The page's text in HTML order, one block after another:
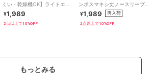
中国
くい・乾燥機OK】ライトエン
ボスマキシロールアップワン
ピース 全3色
¥1,989
2点以上で10%OFF
ンボスマキシ丈ノースリーブ
ワンピース 全4色 / シワになり
にくい・速乾
¥1,989 再入荷
2点以上で10%OFF
もっとみる